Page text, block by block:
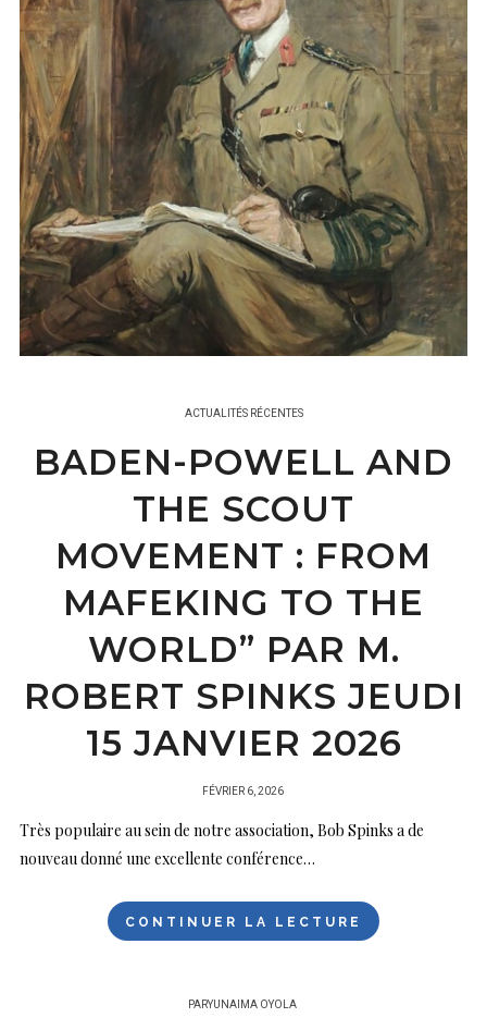
ACTUALITÉS RÉCENTES
BADEN-POWELL AND
THE SCOUT
MOVEMENT : FROM
MAFEKING TO THE
WORLD” PAR M.
ROBERT SPINKS JEUDI
15 JANVIER 2026
PUBLIÉ
FÉVRIER 6, 2026
Très populaire au sein de notre association, Bob Spinks a de
nouveau donné une excellente conférence…
CONTINUER LA LECTURE
PARYUNAIMA OYOLA